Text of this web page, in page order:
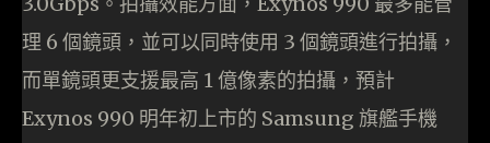
理 6 個鏡頭，並可以同時使用 3 個鏡頭進行拍攝，
而單鏡頭更支援最高 1 億像素的拍攝，預計
Exynos 990 明年初上市的 Samsung 旗艦手機